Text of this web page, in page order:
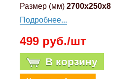
Размер (мм) 2700x250x8
Подробнее...
499 руб./шт
В корзину